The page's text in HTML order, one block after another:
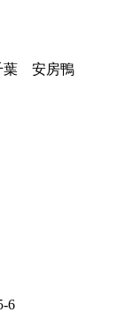
葉 安房鴨
6